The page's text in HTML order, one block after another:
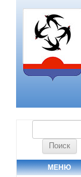
МЕНЮ